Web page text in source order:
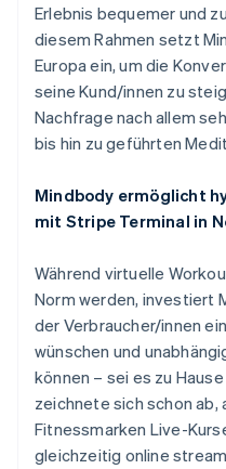
Erlebnis bequemer und
diesem Rahmen setzt
Europa ein, um die
seine Kund/innen zu
Nachfrage nach allem
bis hin zu geführten
Mindbody ermöglicht
mit Stripe Terminal in
Während virtuelle
Norm werden, investiert
der Verbraucher/innen
wünschen und
können – sei es zu
zeichnete sich schon ab,
Fitnessmarken Live-
gleichzeitig online
Estland
English
Festlandchina
简体中文 English
Finnland
EnglishSvenska
Frankreich
Gibraltar
English
Griechenland
Indien
English
Irland
English
ItalianoEnglish
Japan
日本語English
Kanada